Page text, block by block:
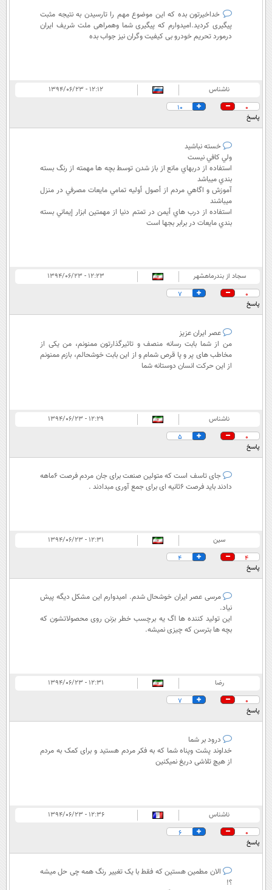
خداخیرتون بده که این موضوع مهم را تارسیدن به نتیجه مثبت
پیگیری کردید.امیدوارم که پیگیری شما وهمراهی ملت شریف ایران
درمورد تحریم خودرو بی کیفیت وگران نیز جواب بده
ناشناس
۱۲:۱۲ - ۱۳۹۴/۰۶/۲۳
0
10
پاسخ
خسته نباشيد
ولي كافي نيست
استفاده از دربهاي مانع از باز شدن توسط بچه ها مهمته از رنگ بسته
بندي ميباشد
آموزش و اگاهي مردم از أصول أوليه تمامي مايعات مصرفي در منزل
ميباشند
استفاده از درب هاي أيمن در تمتم دنيا از مهمتين ابزار إيماني بسته
بندي مايعات در برابر بجها است
سجاد از بندرماهشهر
۱۲:۲۳ - ۱۳۹۴/۰۶/۲۳
0
7
پاسخ
عصر ایران عزیز
من از شما بابت رسانه منصف و تاثیرگذارتون ممنونم، من یکی از
مخاطب های پر و پا قرص شمام و از این بابت خوشحالم، بازم ممنونم
از این حرکت انسان دوستانه شما
ناشناس
۱۲:۲۹ - ۱۳۹۴/۰۶/۲۳
0
5
پاسخ
جای تاسف است که متولین صنعت برای جان مردم فرصت 6ماهه
دادند باید فرصت 6ثانیه ای برای جمع آوری مبدادند .
سین
۱۲:۳۱ - ۱۳۹۴/۰۶/۲۳
4
4
پاسخ
مرسی عصر ایران خوشحال شدم. امیدوارم این مشکل دیگه پیش
نیاد.
این تولید کننده ها اگ یه برچسب خطر بزنن روی محصولاتشون که
بچه ها بترسن که چیزی نمیشه.
رضا
۱۲:۳۱ - ۱۳۹۴/۰۶/۲۳
0
7
پاسخ
درود بر شما
خداوند پشت وپناه شما که به فکر مردم هستید و برای کمک به مردم
از هیچ تلاشی دریغ نمیکنین
ناشناس
۱۲:۳۶ - ۱۳۹۴/۰۶/۲۳
0
6
پاسخ
الان مطمین هستین که فقط با یک تغییر رنگ همه چی حل میشه
؟!